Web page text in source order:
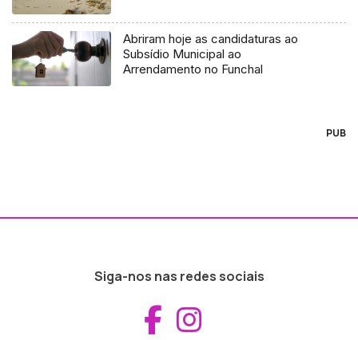
Abriram hoje as candidaturas ao
Subsídio Municipal ao
Arrendamento no Funchal
PUB
Siga-nos nas redes sociais
Aceder ao